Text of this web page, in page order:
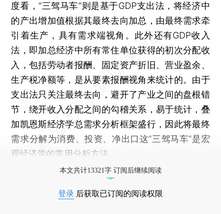
度看，“三驾马车”则是基于GDP支出法，将经济中
的产出增加值根据其最终去向加总，由最终需求牵
引着生产，具有需求端视角。此外还有GDP收入
法，即加总经济中所有常住单位获得的初次分配收
入，包括劳动者报酬、固定资产折旧、营业盈余、
生产税净额等，是从要素报酬视角来统计的。由于
支出法只关注最终去向，避开了产业之间的盘根错
节，绕开收入分配之间的勾稽关系，易于统计，叠
加凯恩斯经济学总需求分析框架盛行，因此将最终
需求分解为消费、投资、净出口这“三驾马车”是宏
观经济学的常用分析方法。
本文共计13321字 订阅后继续阅读
登录 后获取已订阅的阅读权限